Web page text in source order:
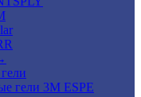
гели 3М ESPE